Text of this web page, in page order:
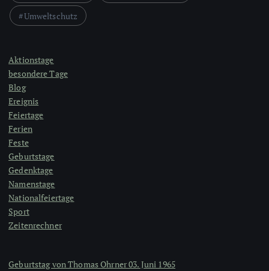
Umweltschutz
Aktionstage
besondere Tage
Blog
Ereignis
Feiertage
Ferien
Feste
Geburtstage
Gedenktage
Namenstage
Nationalfeiertage
Sport
Zeitenrechner
Geburtstag von Thomas Ohrner 03. Juni 1965